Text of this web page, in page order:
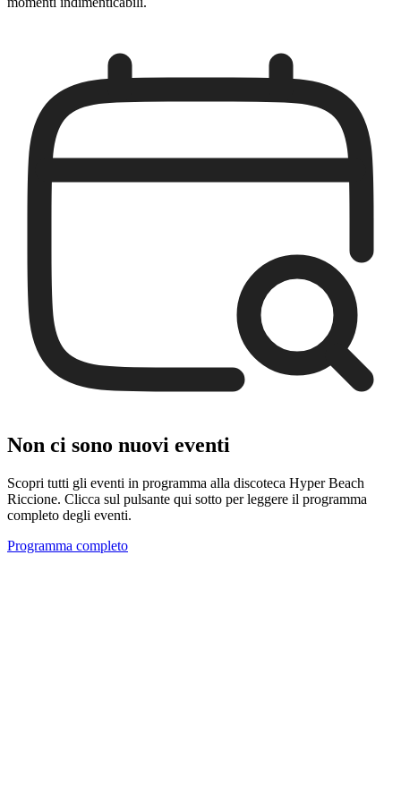
Non ci sono nuovi eventi
Scopri tutti gli eventi in programma alla discoteca Hyper Beach
Riccione. Clicca sul pulsante qui sotto per leggere il programma
completo degli eventi.
Programma completo